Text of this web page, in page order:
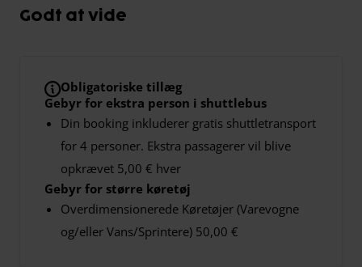
Godt at vide
Obligatoriske tillæg
Gebyr for ekstra person i shuttlebus
Din booking inkluderer gratis shuttletransport
for 4 personer. Ekstra passagerer vil blive
opkrævet 5,00 € hver
Gebyr for større køretøj
Overdimensionerede Køretøjer (Varevogne
og/eller Vans/Sprintere) 50,00 €